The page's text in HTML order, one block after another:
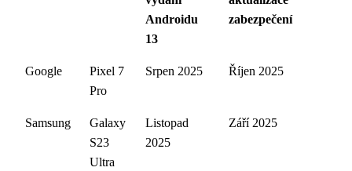
Androidu
13
zabezpečení
Google
Pixel 7
Pro
Srpen 2025 Říjen 2025
Samsung
Galaxy
S23
Ultra
Listopad
2025
Září 2025